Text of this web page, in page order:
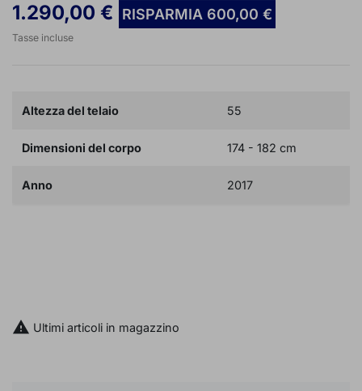
1.290,00 €
RISPARMIA 600,00 €
Tasse incluse
Altezza del telaio 55
Dimensioni del corpo 174 - 182 cm
Anno 2017
 Ultimi articoli in magazzino